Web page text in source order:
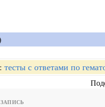
тесты с ответами по